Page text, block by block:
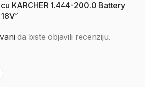
KARCHER 1.444-200.0 Battery
da biste objavili recenziju.